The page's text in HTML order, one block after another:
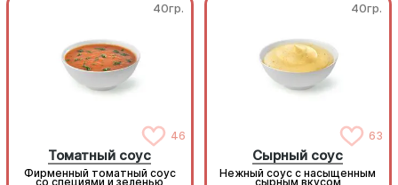
40гр.
46
Томатный соус
Фирменный томатный соус
со специями и зеленью
40гр.
63
Сырный соус
Нежный соус с насыщенным
сырным вкусом